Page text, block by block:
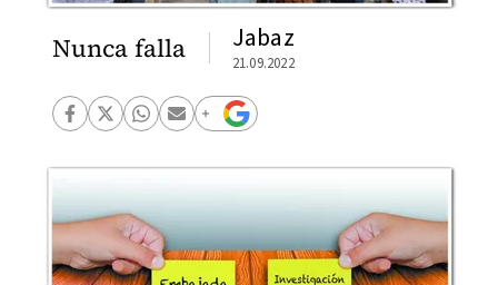
Nunca falla Jabaz
21.09.2022